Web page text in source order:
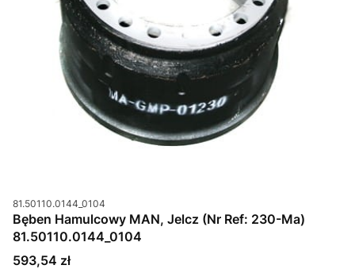
Kod produktu
81.50110.0144_0104
Bęben Hamulcowy MAN, Jelcz (Nr Ref: 230-Ma)
81.50110.0144_0104
Cena
593,54 zł